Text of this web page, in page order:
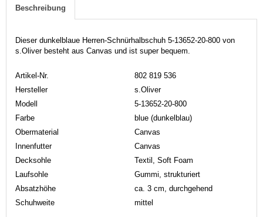
Beschreibung
Dieser dunkelblaue Herren-Schnürhalbschuh 5-13652-20-800 von
s.Oliver besteht aus Canvas und ist super bequem.
Artikel-Nr.
802 819 536
Hersteller
s.Oliver
Modell
5-13652-20-800
Farbe
blue (dunkelblau)
Obermaterial
Canvas
Innenfutter
Canvas
Decksohle
Textil, Soft Foam
Laufsohle
Gummi, strukturiert
Absatzhöhe
ca. 3 cm, durchgehend
Schuhweite
mittel